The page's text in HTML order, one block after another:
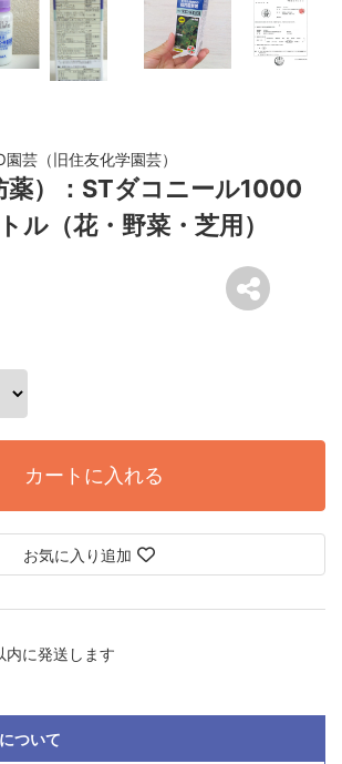
芸（旧住友化学園芸）
薬）：STダコニール1000
ル（花・野菜・芝用）
カートに入れる
お気に入り追加
内に発送します
ついて